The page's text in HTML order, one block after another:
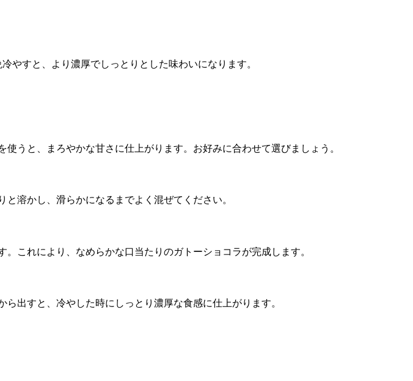
やすと、より濃厚でしっとりとした味わいになります。
うと、まろやかな甘さに仕上がります。お好みに合わせて選びましょう。
溶かし、滑らかになるまでよく混ぜてください。
これにより、なめらかな口当たりのガトーショコラが完成します。
出すと、冷やした時にしっとり濃厚な食感に仕上がります。